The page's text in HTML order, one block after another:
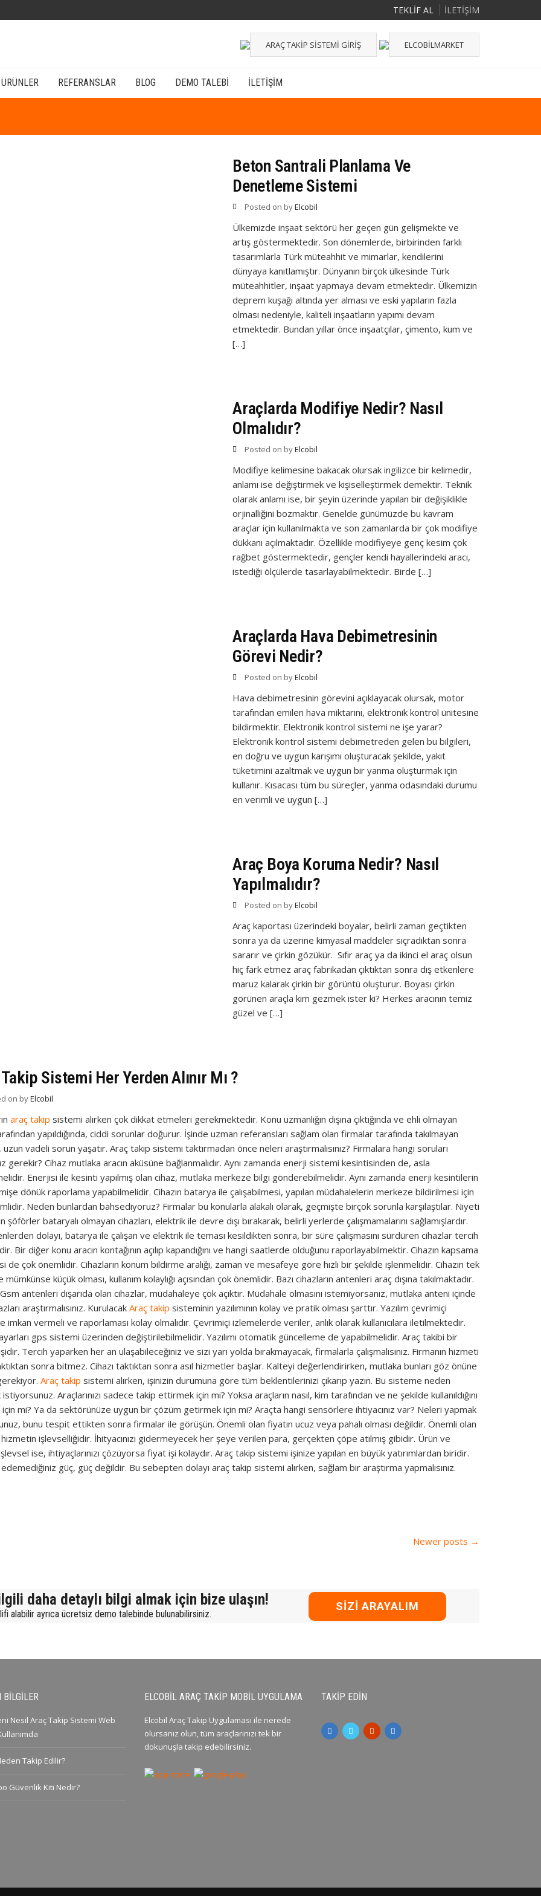
TEKLİF AL İLETİŞİM
ARAÇ TAKIP SISTEMI GIRIŞ ELCOBILMARKET
ÜRÜNLER REFERANSLAR BLOG DEMO TALEBI İLETIŞIM
Beton Santrali Planlama Ve
Denetleme Sistemi
Posted on byElcobil
Ülkemizde inşaat sektörü her geçen gün gelişmekte ve
artış göstermektedir. Son dönemlerde, birbirinden farklı
tasarımlarla Türk müteahhit ve mimarlar, kendilerini
dünyaya kanıtlamıştır. Dünyanın birçok ülkesinde Türk
müteahhitler, inşaat yapmaya devam etmektedir. Ülkemizin
deprem kuşağı altında yer alması ve eski yapıların fazla
olması nedeniyle, kaliteli inşaatların yapımı devam
etmektedir. Bundan yıllar önce inşaatçılar, çimento, kum ve
[…]
Araçlarda Modifiye Nedir? Nasıl
Olmalıdır?
Posted on byElcobil
Modifiye kelimesine bakacak olursak ingilizce bir kelimedir,
anlamı ise değiştirmek ve kişiselleştirmek demektir. Teknik
olarak anlamı ise, bir şeyin üzerinde yapılan bir değişiklikle
orjinalliğini bozmaktır. Genelde günümüzde bu kavram
araçlar için kullanılmakta ve son zamanlarda bir çok modifiye
dükkanı açılmaktadır. Özellikle modifiyeye genç kesim çok
rağbet göstermektedir, gençler kendi hayallerindeki aracı,
istediği ölçülerde tasarlayabilmektedir. Birde […]
Araçlarda Hava Debimetresinin
Görevi Nedir?
Posted on byElcobil
Hava debimetresinin görevini açıklayacak olursak, motor
tarafından emilen hava miktarını, elektronik kontrol ünitesine
bildirmektir. Elektronik kontrol sistemi ne işe yarar?
Elektronik kontrol sistemi debimetreden gelen bu bilgileri,
en doğru ve uygun karışımı oluşturacak şekilde, yakıt
tüketimini azaltmak ve uygun bir yanma oluşturmak için
kullanır. Kısacası tüm bu süreçler, yanma odasındaki durumu
en verimli ve uygun […]
Araç Boya Koruma Nedir? Nasıl
Yapılmalıdır?
Posted on byElcobil
Araç kaportası üzerindeki boyalar, belirli zaman geçtikten
sonra ya da üzerine kimyasal maddeler sıçradıktan sonra
sararır ve çirkin gözükür. Sıfır araç ya da ikinci el araç olsun
hiç fark etmez araç fabrikadan çıktıktan sonra dış etkenlere
maruz kalarak çirkin bir görüntü oluşturur. Boyası çirkin
görünen araçla kim gezmek ister ki? Herkes aracının temiz
güzel ve […]
Sistemi Her Yerden Alınır Mı ?
on byElcobil
araç takip sistemi alırken çok dikkat etmeleri gerekmektedir. Konu uzmanlığın dışına çıktığında ve ehli olmayan
yapıldığında, ciddi sorunlar doğurur. İşinde uzman referansları sağlam olan firmalar tarafında takılmayan
uzun vadeli sorun yaşatır. Araç takip sistemi taktırmadan önce neleri araştırmalısınız? Firmalara hangi soruları
gerekir? Cihaz mutlaka aracın aküsüne bağlanmalıdır. Aynı zamanda enerji sistemi kesintisinden de, asla
Enerjisi ile kesinti yapılmış olan cihaz, mutlaka merkeze bilgi gönderebilmelidir. Aynı zamanda enerji kesintilerin
dönük raporlama yapabilmelidir. Cihazın batarya ile çalışabilmesi, yapılan müdahalelerin merkeze bildirilmesi için
Neden bunlardan bahsediyoruz? Firmalar bu konularla alakalı olarak, geçmişte birçok sorunla karşılaştılar. Niyeti
şöförler bataryalı olmayan cihazları, elektrik ile devre dışı bırakarak, belirli yerlerde çalışmamalarını sağlamışlardır.
dolayı, batarya ile çalışan ve elektrik ile teması kesildikten sonra, bir süre çalışmasını sürdüren cihazlar tercih
Bir diğer konu aracın kontağının açılıp kapandığını ve hangi saatlerde olduğunu raporlayabilmektir. Cihazın kapsama
de çok önemlidir. Cihazların konum bildirme aralığı, zaman ve mesafeye göre hızlı bir şekilde işlenmelidir. Cihazın tek
küçük olması, kullanım kolaylığı açısından çok önemlidir. Bazı cihazların antenleri araç dışına takılmaktadır.
antenleri dışarıda olan cihazlar, müdahaleye çok açıktır. Müdahale olmasını istemiyorsanız, mutlaka anteni içinde
araştırmalısınız. Kurulacak Araç takip sisteminin yazılımının kolay ve pratik olması şarttır. Yazılım çevrimiçi
imkan vermeli ve raporlaması kolay olmalıdır. Çevrimiçi izlemelerde veriler, anlık olarak kullanıcılara iletilmektedir.
ayarları gps sistemi üzerinden değiştirilebilmelidir. Yazılımı otomatik güncelleme de yapabilmelidir. Araç takibi bir
Tercih yaparken her an ulaşabileceğiniz ve sizi yarı yolda bırakmayacak, firmalarla çalışmalısınız. Firmanın hizmeti
sonra bitmez. Cihazı taktıktan sonra asıl hizmetler başlar. Kalteyi değerlendirirken, mutlaka bunları göz önüne
Araç takip sistemi alırken, işinizin durumuna göre tüm beklentilerinizi çıkarıp yazın. Bu sisteme neden
Araçlarınızı sadece takip ettirmek için mi? Yoksa araçların nasıl, kim tarafından ve ne şekilde kullanıldığını
mi? Ya da sektörünüze uygun bir çözüm getirmek için mi? Araçta hangi sensörlere ihtiyacınız var? Neleri yapmak
bunu tespit ettikten sonra firmalar ile görüşün. Önemli olan fiyatın ucuz veya pahalı olması değildir. Önemli olan
işlevselliğidir. İhityacınızı gidermeyecek her şeye verilen para, gerçekten çöpe atılmış gibidir. Ürün ve
ise, ihtiyaçlarınızı çözüyorsa fiyat işi kolaydır. Araç takip sistemi işinize yapılan en büyük yatırımlardan biridir.
güç, güç değildir. Bu sebepten dolayı araç takip sistemi alırken, sağlam bir araştırma yapmalısınız.
Newer posts →
daha detaylı bilgi almak için bize ulaşın!
alabilir ayrıca ücretsiz demo talebinde bulunabilirsiniz.
SIZI ARAYALIM
BILGILER
Nesil Araç Takip Sistemi Web
Takip Edilir?
Güvenlik Kiti Nedir?
ELCOBIL ARAÇ TAKIP MOBIL UYGULAMA
Elcobil Araç Takip Uygulaması ile nerede
olursanız olun, tüm araçlarınızı tek bir
dokunuşla takip edebilirsiniz.
TAKIP EDIN